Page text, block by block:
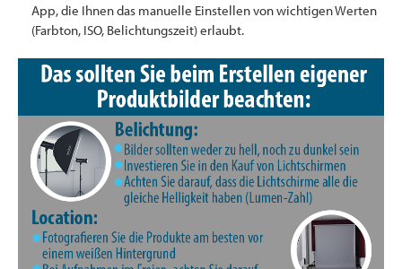
App, die Ihnen das manuelle Einstellen von wichtigen Werten
(Farbton, ISO, Belichtungszeit) erlaubt.